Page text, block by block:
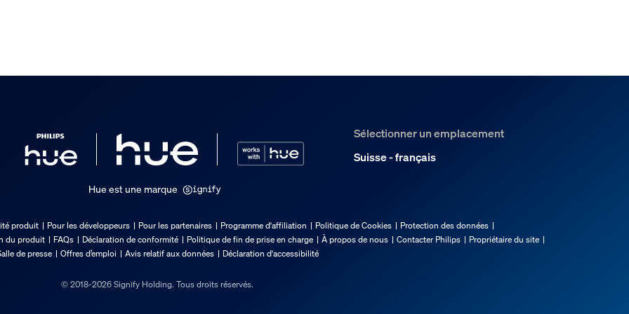
de mon kit de démarrage Bridge Pro dans des pièces
Sélectionner un emplacement
Suisse - français
Hue est une marque
produit Pour les développeurs Pour les partenaires Programme d'affiliation Politique de Cookies
Protection des données
du produit FAQs Déclaration de conformité Politique de fin de prise en charge À propos de nous Contacter Philips
Propriétaire du site
de presse
Offres d’emploi Avis relatif aux données Déclaration d'accessibilité
© 2018-2026 Signify Holding. Tous droits réservés.